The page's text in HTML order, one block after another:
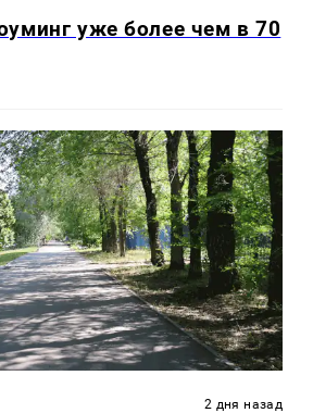
уже более чем в 70
2 дня назад